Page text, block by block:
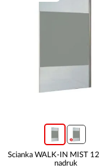
Ścianka WALK-IN MIST
nadruk